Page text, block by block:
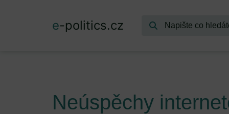
e-politics.cz
Neúspěchy